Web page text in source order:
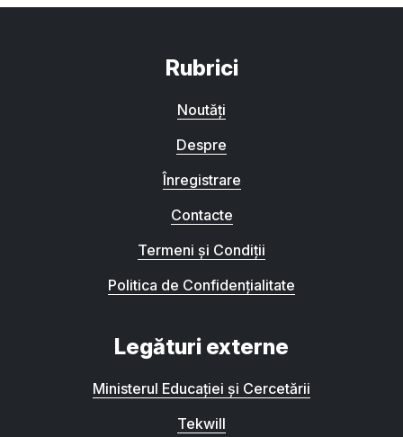
Rubrici
Noutăți
Despre
Înregistrare
Contacte
Termeni și Condiții
Politica de Confidențialitate
Legături externe
Ministerul Educației și Cercetării
Tekwill